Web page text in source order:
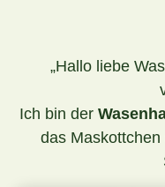
„Hallo liebe
Ich bin der
das